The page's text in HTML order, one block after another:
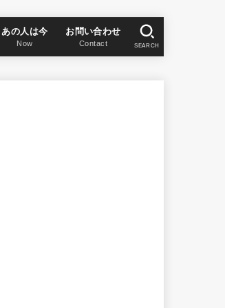
あの人は今
Now
お問い合わせ
Contact SEARCH